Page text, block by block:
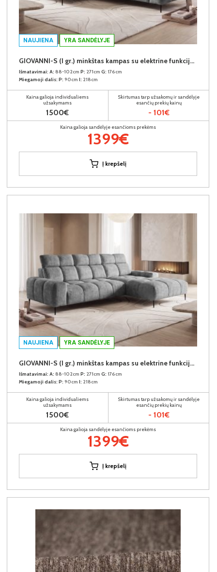
NAUJIENA YRA SANDĖLYJE
GIOVANNI-S (I gr.) minkštas kampas su elektrine funkcija (Aphrodite-21) K
Išmatavimai: A: 88-102cm P: 271cm G: 176cm
Miegamoji dalis: P: 90cm I: 218cm
Kaina galioja individualiems
užsakymams
1500€
Skirtumas tarp užsakomų ir sandėlyje
esančių prekių kainų
- 101€
Kaina galioja sandėlyje esančioms prekėms
1399€
Į krepšelį
NAUJIENA YRA SANDĖLYJE
GIOVANNI-S (I gr.) minkštas kampas su elektrine funkcija (Aphrodite-21) D
Išmatavimai: A: 88-102cm P: 271cm G: 176cm
Miegamoji dalis: P: 90cm I: 218cm
Kaina galioja individualiems
užsakymams
1500€
Skirtumas tarp užsakomų ir sandėlyje
esančių prekių kainų
- 101€
Kaina galioja sandėlyje esančioms prekėms
1399€
Į krepšelį